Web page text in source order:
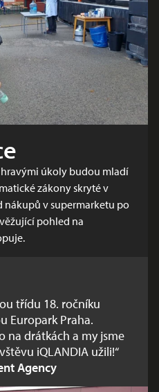
úkoly budou mladí
zákony skryté v
nákupů v supermarketu po
pohled na
třídu 18. ročníku
Europark Praha.
na drátkách a my jsme
iQLANDIA užili!“
Agency
skvěle a byli jsme
přes nepřízeň počasí
z pokusů nadšené.
a s
za tak vstřícnou